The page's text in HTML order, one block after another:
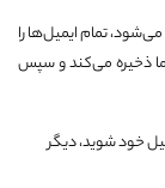
تمام ایمیل‌ها را
ذخیره می‌کند و سپس
خود شوید، دیگر